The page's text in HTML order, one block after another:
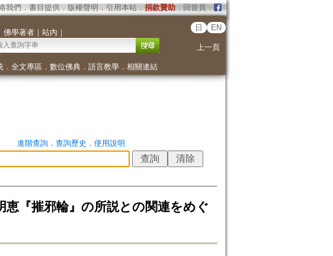
我們 ． 書目提供． 版權聲明 ． 引用本站． 捐款贊助．回首頁．
佛學著者｜ 站內 ｜
日 EN
上一頁
． 全文專區 ． 數位佛典． 語言教學． 相關連結
進階查詢． 查詢歷史 ． 使用說明
『摧邪輪』の所説との関連をめぐ